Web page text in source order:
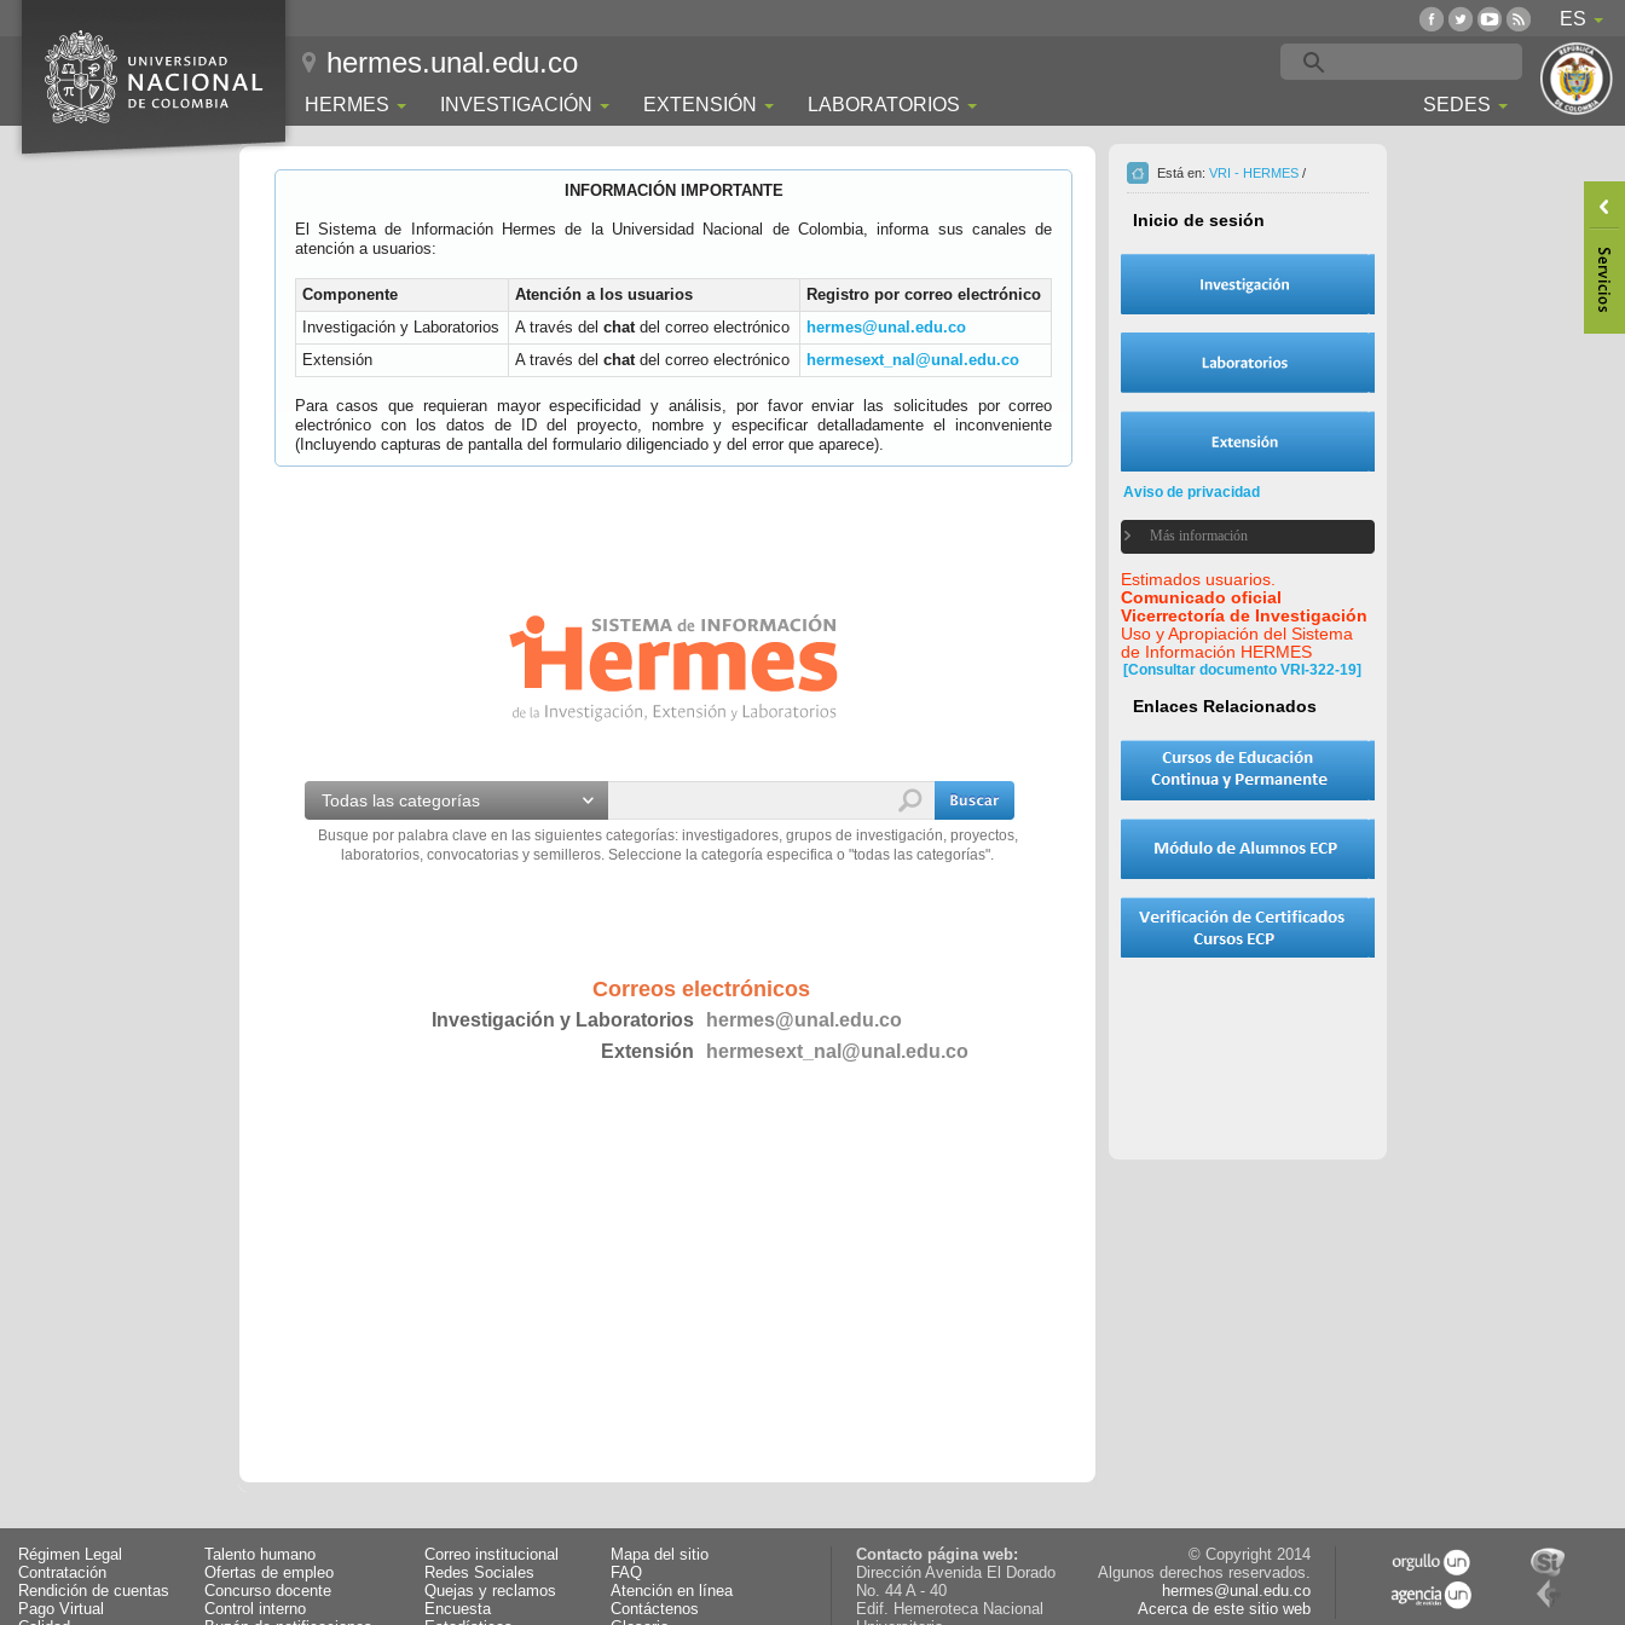
ES
hermes.unal.edu.co
HERMES INVESTIGACIÓN EXTENSIÓN LABORATORIOS SEDES
INFORMACIÓN IMPORTANTE
El Sistema de Información Hermes de la Universidad Nacional de Colombia, informa sus canales de
atención a usuarios:
Componente Atención a los usuarios
Registro por correo electrónico
Investigación y Laboratorios
A través del chatdel correo electrónico
hermes@unal.edu.co
Extensión
A través del chatdel correo electrónico hermesext_nal@unal.edu.co
Para casos que requieran mayor especificidad y análisis, por favor enviar las solicitudes por correo
electrónico con los datos de ID del proyecto, nombre y especificar detalladamente el inconveniente
(Incluyendo capturas de pantalla del formulario diligenciado y del error que aparece).
Todas las categorías
Busque por palabra clave en las siguientes categorías: investigadores, grupos de investigación, proyectos,
laboratorios, convocatorias y semilleros. Seleccione la categoría especifica o "todas las categorías".
Correos electrónicos
Investigación y Laboratorios
hermes@unal.edu.co
Extensión
hermesext_nal@unal.edu.co
Está en: VRI - HERMES /
Inicio de sesión
Aviso de privacidad
Más información
Estimados usuarios.
Comunicado oficial
Vicerrectoría de Investigación
Uso y Apropiación del Sistema
de Información HERMES
[Consultar documento VRI-322-19]
Enlaces Relacionados
Régimen Legal
Talento humano
Contratación
Ofertas de empleo
Rendición de cuentas
Concurso docente
Pago Virtual
Control interno
Correo institucional
Mapa del sitio
Redes Sociales
FAQ
Quejas y reclamos
Atención en línea
Encuesta
Contáctenos
Contacto página web:
Dirección Avenida El Dorado
No. 44 A - 40
Edif. Hemeroteca Nacional
© Copyright 2014
Algunos derechos reservados.
hermes@unal.edu.co
Acerca de este sitio web